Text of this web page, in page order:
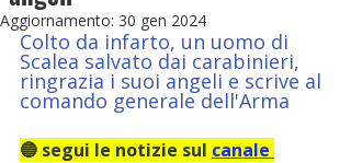
Aggiornamento: 30 gen 2024
Colto da infarto, un uomo di
Scalea salvato dai carabinieri,
ringrazia i suoi angeli e scrive al
comando generale dell'Arma
🔵 segui le notizie sul canale